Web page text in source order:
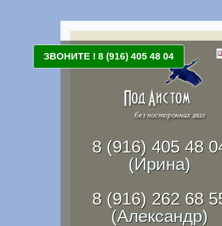
8 (916) 405 48
(Ирина)
8 (916) 262 68
(Александр)
ЗВОНИТЕ ! 8 (916) 405 48 04